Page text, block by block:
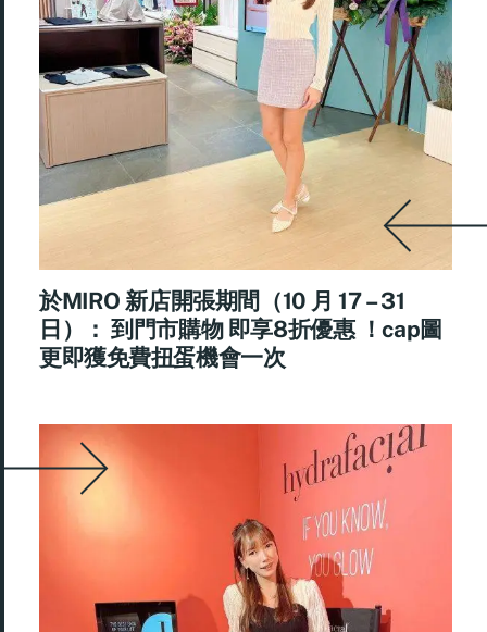
於MIRO 新店開張期間（10 月 17 – 31
日）： 到門市購物 即享8折優惠 ！cap圖
更即獲免費扭蛋機會一次